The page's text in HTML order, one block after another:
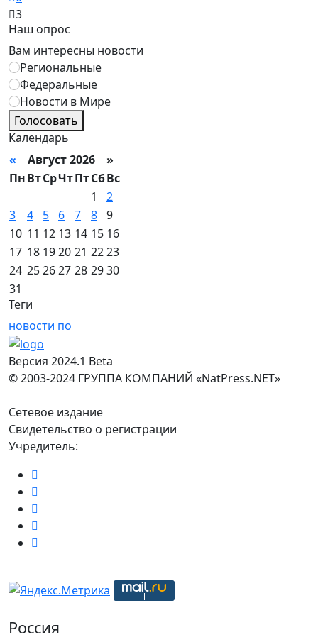
3
Наш опрос
Вам интересны новости
Региональные
Федеральные
Новости в Мире
Голосовать
Календарь
« Август 2026 »
ПнВтСрЧтПтСбВс
1
2
3
4 5 6 7 8 9
10 11 12 13 14 15 16
17 18 1920 21 2223
24 252627 28 2930
31
Теги
новости по
Версия 2024.1 Beta
© 2003-2024 ГРУППА КОМПАНИЙ «NatPress.NET»
Сетевое издание
Свидетельство о регистрации
Учредитель:
Россия